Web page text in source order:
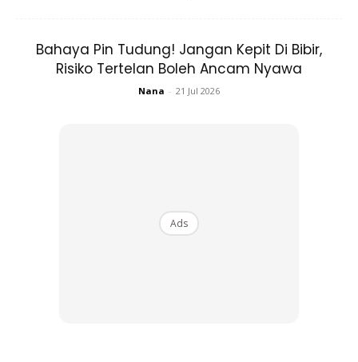
Bahaya Pin Tudung! Jangan Kepit Di Bibir,
Risiko Tertelan Boleh Ancam Nyawa
Nana - 21 Jul 2026
Ads